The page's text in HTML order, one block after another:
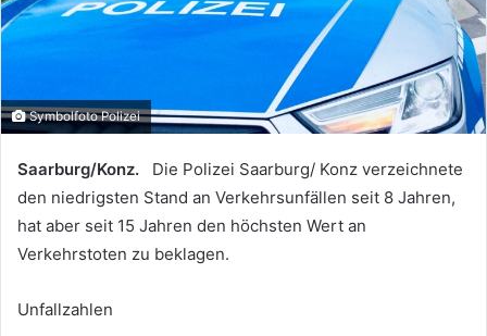
Symbolfoto Polizei
Saarburg/Konz. Die Polizei Saarburg/ Konz verzeichnete
den niedrigsten Stand an Verkehrsunfällen seit 8 Jahren,
hat aber seit 15 Jahren den höchsten Wert an
Verkehrstoten zu beklagen.
Unfallzahlen